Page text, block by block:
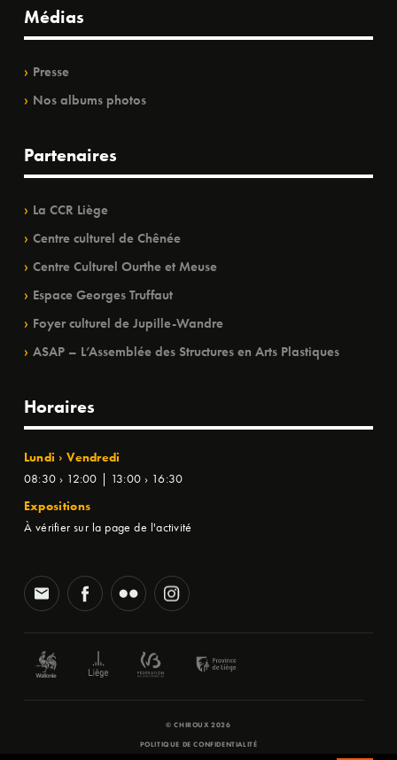
Médias
Presse
Nos albums photos
Partenaires
La CCR Liège
Centre culturel de Chênée
Centre Culturel Ourthe et Meuse
Espace Georges Truffaut
Foyer culturel de Jupille-Wandre
ASAP – L’Assemblée des Structures en Arts Plastiques
Horaires
Lundi › Vendredi
08:30 › 12:00 | 13:00 › 16:30
Expositions
À vérifier sur la page de l'activité
© CHIROUX 2026
POLITIQUE DE CONFIDENTIALITÉ